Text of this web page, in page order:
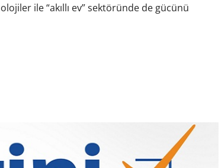
ile “akıllı ev” sektöründe de gücünü